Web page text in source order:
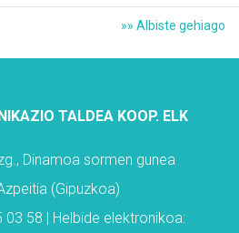
»» Albiste gehiago
TALDEA KOOP. ELK
Dinamoa sormen gunea
(Gipuzkoa)
58 | Helbide elektronikoa: